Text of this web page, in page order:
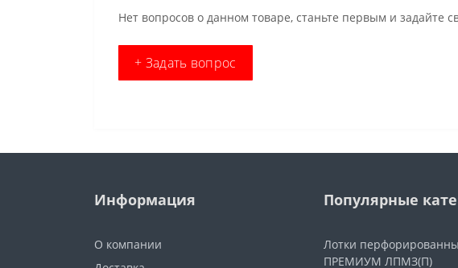
Нет вопросов о данном товаре, станьте первым и задайте
+ Задать вопрос
Информация
О компании
Популярные
Лотки
ПРЕМИУМ ЛПМЗ(П)